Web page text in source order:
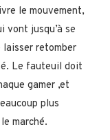
le mouvement,
vont jusqu’à se
laisser retomber
Le fauteuil doit
gamer ,et
plus
marché.